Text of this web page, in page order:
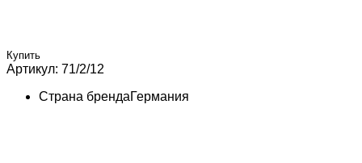
Купить
Артикул: 71/2/12
Страна брендаГермания